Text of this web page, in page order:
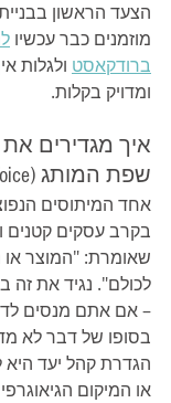
הצעד הראשון
מוזמנים כבר עכשיו
ברודקאסט ולגלות
ומדויק בקלות.
איך מגדירים
שפת המותג (Tone of Voice)?
אחד המיתוסים
בקרב עסקים קטנים
שאומרת: "המוצר או
לכולם". נגיד את זה
– אם אתם מנסים
בסופו של דבר לא
הגדרת קהל יעד
או המיקום